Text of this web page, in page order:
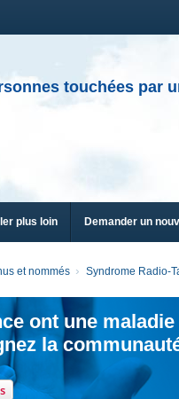
touchées par
plus loin Demander un
et nommés Syndrome Radio-
ont une maladie
la